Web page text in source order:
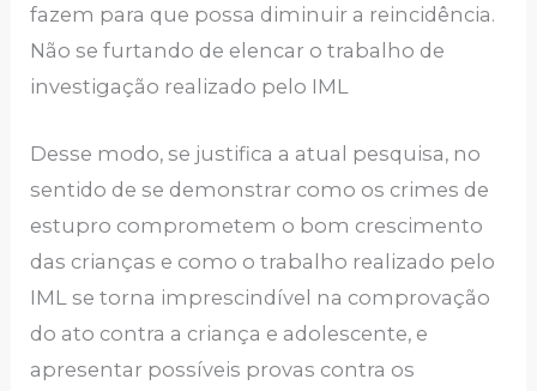
fazem para que possa diminuir a reincidência.
Não se furtando de elencar o trabalho de
investigação realizado pelo IML
Desse modo, se justifica a atual pesquisa, no
sentido de se demonstrar como os crimes de
estupro comprometem o bom crescimento
das crianças e como o trabalho realizado pelo
IML se torna imprescindível na comprovação
do ato contra a criança e adolescente, e
apresentar possíveis provas contra os